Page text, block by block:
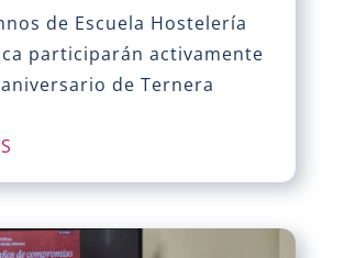
de Escuela Hostelería
participarán activamente
de Ternera